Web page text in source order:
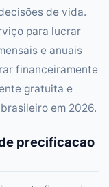
de vida.
para lucrar
e anuais
financeiramente
gratuita e
em 2026.
precificacao